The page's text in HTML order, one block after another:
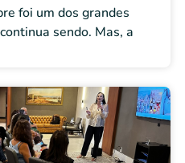
foi um dos grandes
sendo. Mas, a